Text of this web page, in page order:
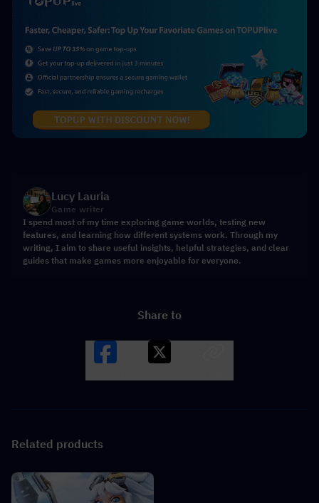
Lucy Lauria
Game writer
I spend most of my time exploring game worlds, testing new
features, and learning how different systems work. Through my
writing, I aim to share useful insights, helpful strategies, and clear
guides that make games more enjoyable for everyone.
Share to
Related products